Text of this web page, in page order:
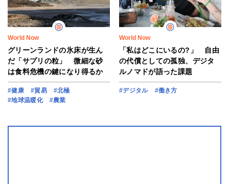
World Now
グリーンランドの氷床が生ん
だ「サプリの粒」 微細な砂
は食料危機の鍵になり得るか
#健康 #貿易
#北極
#地球温暖化
#農業
World Now
「私はどこにいるの?」 自由
の代償としての孤独、デジタ
ルノマドが語った課題
#デジタル #働き方